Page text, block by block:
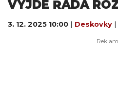
VYJDE ŘADA
3. 12. 2025 10:00 | Deskovky |